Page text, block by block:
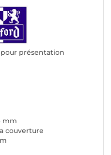
pour présentation
mm
couverture